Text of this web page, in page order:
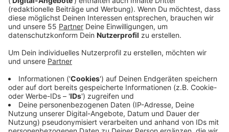
Säule 4: Herausforderung
Anzeige
Entspannung ist super - auf der Liege liegen, nichts
tun. Aber zwischendurch: das kleine Abenteuer!
Etwas Neues erleben, gerade in der Liebesbeziehung
mit dem Partner oder der Partnerin – das sind
Momente, in denen unser Hirn wieder Knistern und